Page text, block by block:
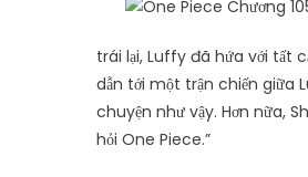
trái lại, Luffy đã hứa với tất
dẫn tới một trận chiến giữa
chuyện như vậy. Hơn nữa,
hỏi One Piece.”